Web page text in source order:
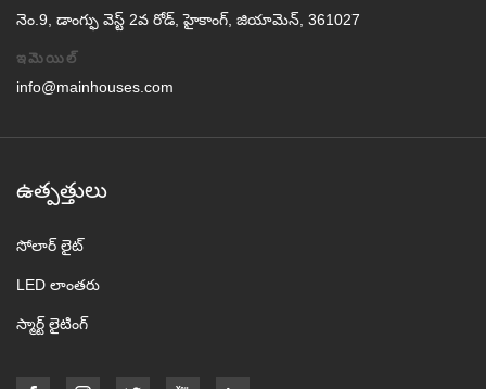
నెం.9, డాంగ్ఫు వెస్ట్ 2వ రోడ్, హైకాంగ్, జియామెన్, 361027
ఇమెయిల్
info@mainhouses.com
ఉత్పత్తులు
సోలార్ లైట్
LED లాంతరు
స్మార్ట్ లైటింగ్